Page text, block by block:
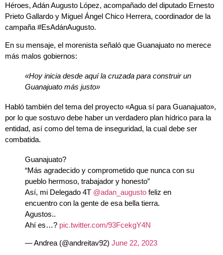
Héroes, Adán Augusto López, acompañado del diputado Ernesto
Prieto Gallardo y Miguel Ángel Chico Herrera, coordinador de la
campaña #EsAdánAugusto.
En su mensaje, el morenista señaló que Guanajuato no merece
más malos gobiernos:
«Hoy inicia desde aquí la cruzada para construir un
Guanajuato más justo»
Habló también del tema del proyecto «Agua sí para Guanajuato»,
por lo que sostuvo debe haber un verdadero plan hídrico para la
entidad, así como del tema de inseguridad, la cual debe ser
combatida.
Guanajuato?
“Más agradecido y comprometido que nunca con su
pueblo hermoso, trabajador y honesto”
Así, mi Delegado 4T @adan_augusto feliz en
encuentro con la gente de esa bella tierra.
Agustos..
Ahí es…? pic.twitter.com/93FcekgY4N
— Andrea (@andreitav92) June 22, 2023